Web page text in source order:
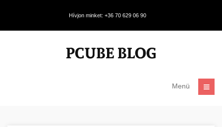
Hívjon minket: +36 70 629 06 90
Menü